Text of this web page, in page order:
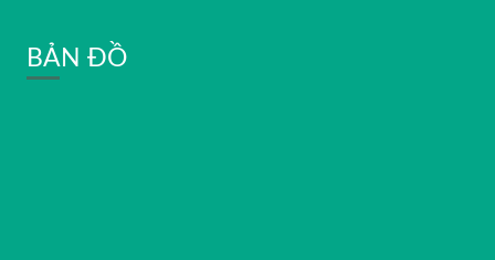
BẢN ĐỒ